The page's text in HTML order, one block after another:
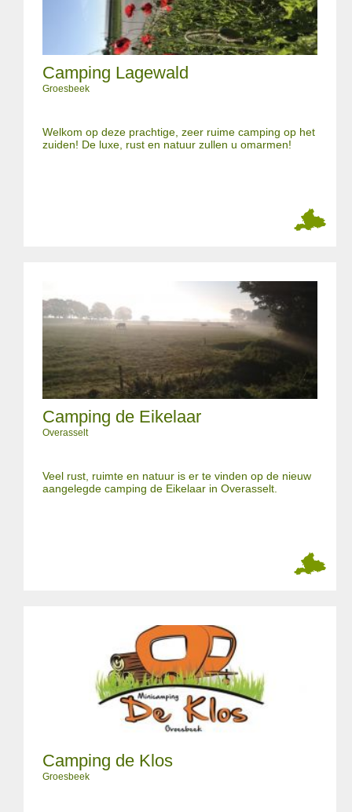
Camping Lagewald
Groesbeek
Welkom op deze prachtige, zeer ruime camping op het
zuiden! De luxe, rust en natuur zullen u omarmen!
Camping de Eikelaar
Overasselt
Veel rust, ruimte en natuur is er te vinden op de nieuw
aangelegde camping de Eikelaar in Overasselt.
Camping de Klos
Groesbeek